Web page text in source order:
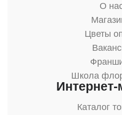
О
Цветы
Школа
Интернет-
Каталог